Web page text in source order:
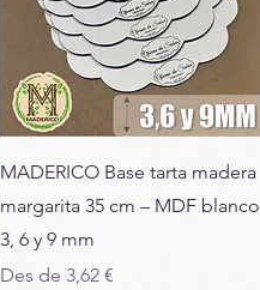
MADERICO Base tarta madera
margarita 35 cm – MDF blanco
3, 6 y 9 mm
Des de 3,62 €
Preu d'oferta